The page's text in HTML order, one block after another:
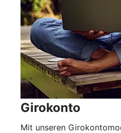
Girokonto
Mit unseren